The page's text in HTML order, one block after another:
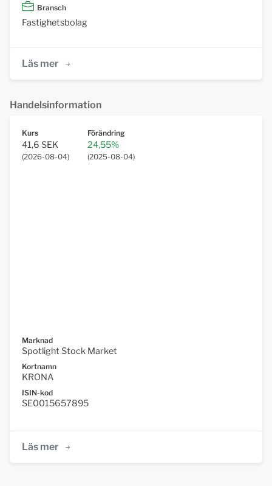
Bransch
Fastighetsbolag
Läs mer
Handelsinformation
Kurs
41,6 SEK
(2026-08-04)
Förändring
24,55%
(2025-08-04)
Marknad
Spotlight Stock Market
Kortnamn
KRONA
ISIN-kod
SE0015657895
Läs mer